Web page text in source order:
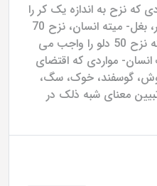
که نزح به اندازه یک کر را
به دنبال دارند: دابّة، بقرة، حمار، بغل- میته انسان، نزح 70
دلو را اقتضا می کند- مواردی که نزح 50 دلو را واجب می
مواردی که اقتضای
خرگوش، گوسفند، خوک، سگ،
معنای شبه ذلک در